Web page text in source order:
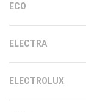
ECO
ELECTRA
ELECTROLUX